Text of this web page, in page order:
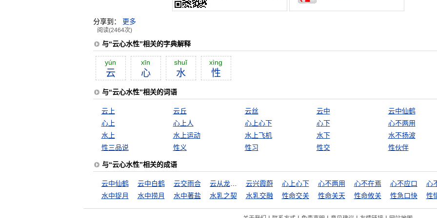
分享到： 更多
阅读(2464次)
与“云心水性”相关的字典解释
yún
云
xīn
心
shuĭ
水
xìng
性
与“云心水性”相关的词语
云上 云丘 云丝 云中
云中仙鹤
心上
心上人 心上心下 心下
心不两用
水上
水上运动 水上飞机 水下
水不扬波
性三品说
性义 性习 性交 性伙伴
与“云心水性”相关的成语
云中仙鹤 云中白鹤 云交雨合 云从龙，风从虎 云兴霞蔚 心上心下 心不两用 心不在焉 心不应口
心
水中捉月
水中捞月 水中著盐 水乳之契 水乳交融 性命交关 性命关天 性命攸关 性急口快 性